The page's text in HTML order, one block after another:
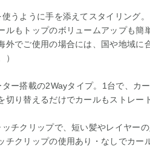
うように手を添えてスタイリング。
ルもトップのボリュームアップも簡
外でご使用の場合には、国や地域に
）
ー搭載の2Wayタイプ。1台で、カ
切り替えるだけでカールもストレー
チクリップで、短い髪やレイヤー
チクリップの使用あり・なしでカー